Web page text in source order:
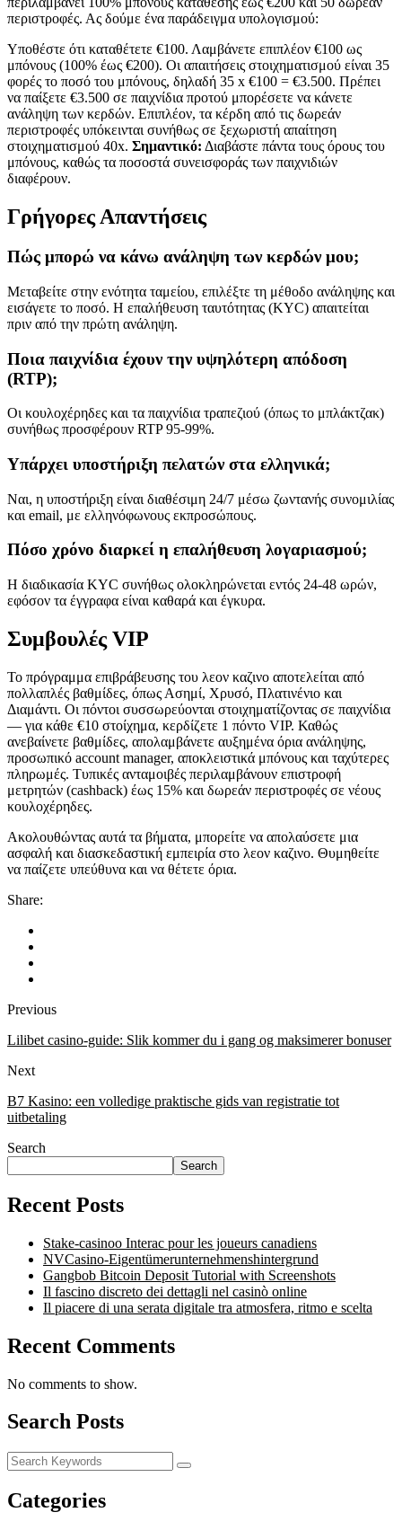
περιστροφές. Ας δούμε ένα παράδειγμα υπολογισμού:
Υποθέστε ότι καταθέτετε €100. Λαμβάνετε επιπλέον €100 ως
μπόνους (100% έως €200). Οι απαιτήσεις στοιχηματισμού είναι 35
φορές το ποσό του μπόνους, δηλαδή 35 x €100 = €3.500. Πρέπει
να παίξετε €3.500 σε παιχνίδια προτού μπορέσετε να κάνετε
ανάληψη των κερδών. Επιπλέον, τα κέρδη από τις δωρεάν
περιστροφές υπόκεινται συνήθως σε ξεχωριστή απαίτηση
στοιχηματισμού 40x. Σημαντικό: Διαβάστε πάντα τους όρους του
μπόνους, καθώς τα ποσοστά συνεισφοράς των παιχνιδιών
διαφέρουν.
Γρήγορες Απαντήσεις
Πώς μπορώ να κάνω ανάληψη των κερδών μου;
Μεταβείτε στην ενότητα ταμείου, επιλέξτε τη μέθοδο ανάληψης και
εισάγετε το ποσό. Η επαλήθευση ταυτότητας (KYC) απαιτείται
πριν από την πρώτη ανάληψη.
Ποια παιχνίδια έχουν την υψηλότερη απόδοση
(RTP);
Οι κουλοχέρηδες και τα παιχνίδια τραπεζιού (όπως το μπλάκτζακ)
συνήθως προσφέρουν RTP 95-99%.
Υπάρχει υποστήριξη πελατών στα ελληνικά;
Ναι, η υποστήριξη είναι διαθέσιμη 24/7 μέσω ζωντανής συνομιλίας
και email, με ελληνόφωνους εκπροσώπους.
Πόσο χρόνο διαρκεί η επαλήθευση λογαριασμού;
Η διαδικασία KYC συνήθως ολοκληρώνεται εντός 24-48 ωρών,
εφόσον τα έγγραφα είναι καθαρά και έγκυρα.
Συμβουλές VIP
Το πρόγραμμα επιβράβευσης του λεον καζινο αποτελείται από
πολλαπλές βαθμίδες, όπως Ασημί, Χρυσό, Πλατινένιο και
Διαμάντι. Οι πόντοι συσσωρεύονται στοιχηματίζοντας σε παιχνίδια
— για κάθε €10 στοίχημα, κερδίζετε 1 πόντο VIP. Καθώς
ανεβαίνετε βαθμίδες, απολαμβάνετε αυξημένα όρια ανάληψης,
προσωπικό account manager, αποκλειστικά μπόνους και ταχύτερες
πληρωμές. Τυπικές ανταμοιβές περιλαμβάνουν επιστροφή
μετρητών (cashback) έως 15% και δωρεάν περιστροφές σε νέους
κουλοχέρηδες.
Ακολουθώντας αυτά τα βήματα, μπορείτε να απολαύσετε μια
ασφαλή και διασκεδαστική εμπειρία στο λεον καζινο. Θυμηθείτε
να παίζετε υπεύθυνα και να θέτετε όρια.
Share:
Previous
Lilibet casino-guide: Slik kommer du i gang og maksimerer bonuser
Next
B7 Kasino: een volledige praktische gids van registratie tot
uitbetaling
Search
Search
Recent Posts
Stake-casinoo Interac pour les joueurs canadiens
NVCasino-Eigentümerunternehmenshintergrund
Gangbob Bitcoin Deposit Tutorial with Screenshots
Il fascino discreto dei dettagli nel casinò online
Il piacere di una serata digitale tra atmosfera, ritmo e scelta
Recent Comments
No comments to show.
Search Posts
Categories